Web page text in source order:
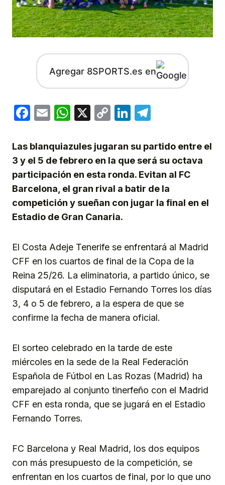
Agregar 8SPORTS.es en
Facebook
EmailWhatsApp
X
CopyLinkedIn
Las blanquiazules jugaran su partido entre el
3 y el 5 de febrero en la que será su octava
participación en esta ronda. Evitan al FC
Barcelona, el gran rival a batir de la
competición y sueñan con jugar la final en el
Estadio de Gran Canaria.
El Costa Adeje Tenerife se enfrentará al Madrid
CFF en los cuartos de final de la Copa de la
Reina 25/26. La eliminatoria, a partido único, se
disputará en el Estadio Fernando Torres los días
3, 4 o 5 de febrero, a la espera de que se
confirme la fecha de manera oficial.
El sorteo celebrado en la tarde de este
miércoles en la sede de la Real Federación
Española de Fútbol en Las Rozas (Madrid) ha
emparejado al conjunto tinerfeño con el Madrid
CFF en esta ronda, que se jugará en el Estadio
Fernando Torres.
FC Barcelona y Real Madrid, los dos equipos
con más presupuesto de la competición, se
enfrentan en los cuartos de final, por lo que uno